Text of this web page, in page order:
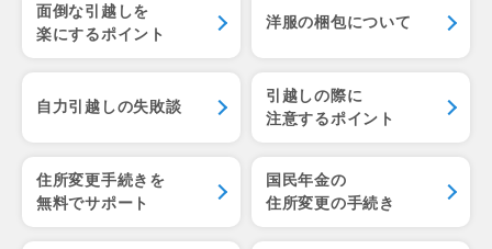
面倒な引越しを
楽にするポイント
洋服の梱包について
自力引越しの失敗談
引越しの際に
注意するポイント
住所変更手続きを
無料でサポート
国民年金の
住所変更の手続き